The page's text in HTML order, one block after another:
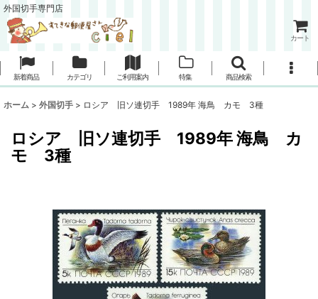
外国切手専門店
カート
新着商品 カテゴリ ご利用案内 特集 商品検索
ホーム > 外国切手 > ロシア 旧ソ連切手 1989年 海鳥 カモ 3種
ロシア 旧ソ連切手 1989年 海鳥 カ
モ 3種